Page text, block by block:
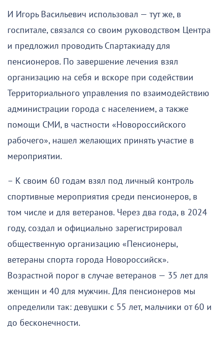
И Игорь Васильевич использовал — тут же, в
госпитале, связался со своим руководством Центра
и предложил проводить Спартакиаду для
пенсионеров. По завершение лечения взял
организацию на себя и вскоре при содействии
Территориального управления по взаимодействию
администрации города с населением, а также
помощи СМИ, в частности «Новороссийского
рабочего», нашел желающих принять участие в
мероприятии.
– К своим 60 годам взял под личный контроль
спортивные мероприятия среди пенсионеров, в
том числе и для ветеранов. Через два года, в 2024
году, создал и официально зарегистрировал
общественную организацию «Пенсионеры,
ветераны спорта города Новороссийск».
Возрастной порог в случае ветеранов — 35 лет для
женщин и 40 для мужчин. Для пенсионеров мы
определили так: девушки с 55 лет, мальчики от 60 и
до бесконечности.